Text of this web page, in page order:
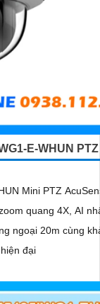
E-WHUN
Mini PTZ
quang 4X, AI
ngoại 20m cùng
đại